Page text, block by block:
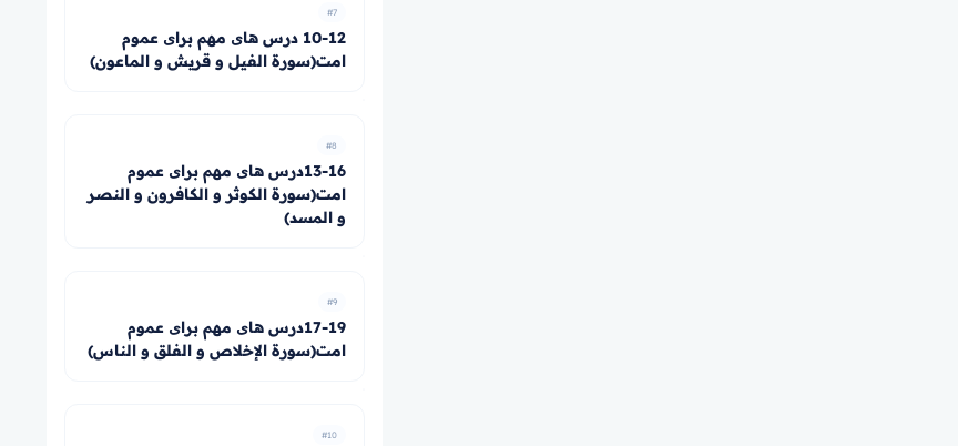
#7
10-12 درس های مهم برای عموم
امت(سورة الفيل و قريش و الماعون)
#8
13-16درس های مهم برای عموم
امت(سورة الكوثر و الكافرون و النصر
و المسد)
#9
17-19درس های مهم برای عموم
امت(سورة الإخلاص و الفلق و الناس)
#10